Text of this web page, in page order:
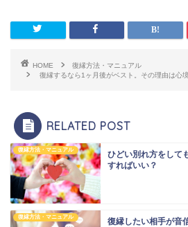
HOME
復縁方法・マニュアル
復縁するなら1ヶ月後がベスト。その理由は心
RELATED POST
復縁方法・マニュアル
ひどい別れ方をして
すればいい？
復縁方法・マニュアル 復縁したい相手が音